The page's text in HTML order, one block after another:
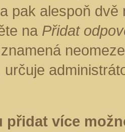
pak alespoň
na Přidat
určuje
přidat více